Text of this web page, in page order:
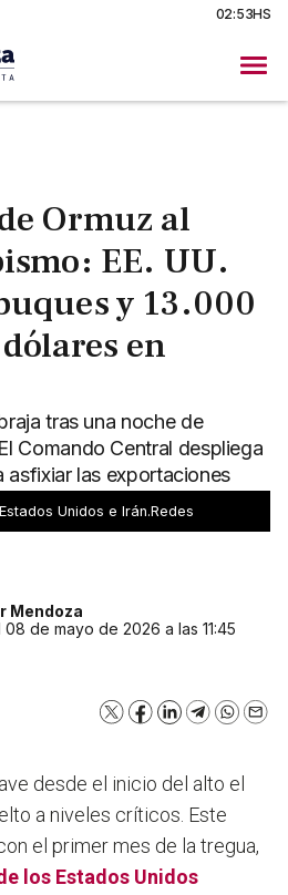
02:53HS
Ormuz al
EE. UU.
y 13.000
en
tras una noche de
Comando Central despliega
asfixiar las exportaciones
Unidos e Irán.Redes
Mendoza
de mayo de 2026 a las 11:45
X Facebook
LinkedInTelegram
desde el inicio del alto el
a niveles críticos. Este
el primer mes de la tregua,
los Estados Unidos